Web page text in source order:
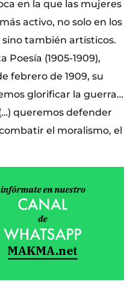
en la que las mujeres
activo, no solo en los
también artísticos.
(1905-1909),
febrero de 1909, su
glorificar la guerra…
queremos defender
el moralismo, el